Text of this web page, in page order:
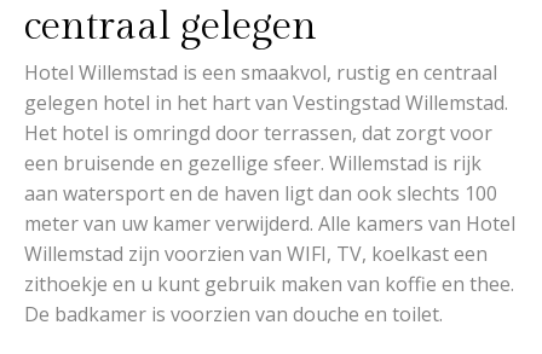
centraal gelegen
Hotel Willemstad is een smaakvol, rustig en centraal
gelegen hotel in het hart van Vestingstad Willemstad.
Het hotel is omringd door terrassen, ​dat zorgt voor
een bruisende en gezellige sfeer. Willemstad is rijk
aan watersport en de haven ligt dan ook slech​ts 100
meter van uw kamer verwijde​rd. Alle kamers van Hotel
Willemstad zijn voorzien van WIFI, TV, koelkast een
zithoekje en u kunt gebruik maken van koffie en thee.
De badkamer is voorzien van douche en toilet.